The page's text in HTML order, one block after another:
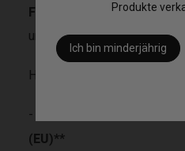
Produkte
Ich bin minderjährig
Forgeron DUTY FREEist
und in unserem Shop möglich.
Hierfür müssen Sie einige
- kein Staatsangehöriger der
(EU)**